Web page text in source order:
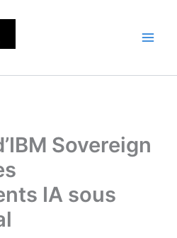
Sovereign
IA sous